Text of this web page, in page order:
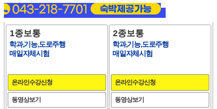
1종보통
학과,기능,도로주행
매일자체시험
온라인수강신청
동영상보기
2종보통
학과,기능,도로주행
매일자체시험
온라인수강신청
동영상보기